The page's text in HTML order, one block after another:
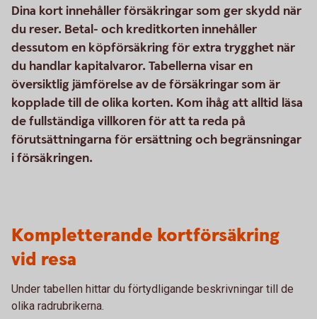
Dina kort innehåller försäkringar som ger skydd när
du reser. Betal- och kreditkorten innehåller
dessutom en köpförsäkring för extra trygghet när
du handlar kapitalvaror. Tabellerna visar en
översiktlig jämförelse av de försäkringar som är
kopplade till de olika korten. Kom ihåg att alltid läsa
de fullständiga villkoren för att ta reda på
förutsättningarna för ersättning och begränsningar
i försäkringen.
Kompletterande kortförsäkring
vid resa
Under tabellen hittar du förtydligande beskrivningar till de
olika radrubrikerna.